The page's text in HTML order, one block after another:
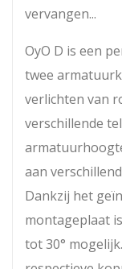
vervangen...
OyO D is een
twee
verlichten van
verschillende
aan
Dankzij het
montageplaat
tot 30°